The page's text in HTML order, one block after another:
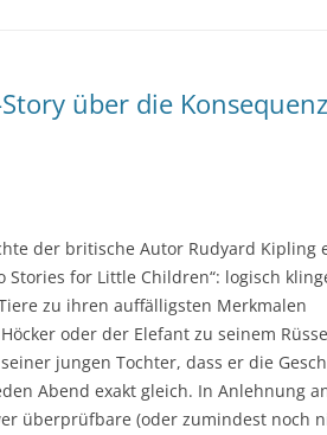
über die
der britische Autor Rudyard Kipling
Stories for Little Children“: logisch
zu ihren auffälligsten Merkmalen
oder der Elefant zu seinem
jungen Tochter, dass er die
Abend exakt gleich. In Anlehnung
überprüfbare (oder zumindest noch